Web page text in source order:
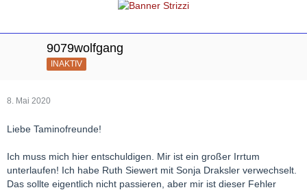
9079wolfgang
INAKTIV
8. Mai 2020
Liebe Taminofreunde!
Ich muss mich hier entschuldigen. Mir ist ein großer Irrtum
unterlaufen! Ich habe Ruth Siewert mit Sonja Draksler verwechselt.
Das sollte eigentlich nicht passieren, aber mir ist dieser Fehler